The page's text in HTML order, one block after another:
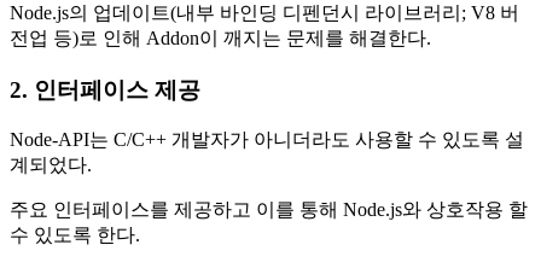
Node.js의 업데이트(내부 바인딩 디펜던시 라이브러리; V8 버
전업 등)로 인해 Addon이 깨지는 문제를 해결한다.
2. 인터페이스 제공
Node-API는 C/C++ 개발자가 아니더라도 사용할 수 있도록 설
계되었다.
주요 인터페이스를 제공하고 이를 통해 Node.js와 상호작용 할
수 있도록 한다.